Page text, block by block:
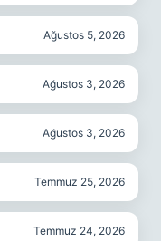
Ağustos 5, 2026
Ağustos 3, 2026
Ağustos 3, 2026
Temmuz 25, 2026
Temmuz 24, 2026